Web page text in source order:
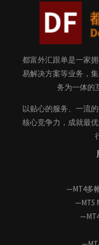
都富外汇跟单是一家
易解决方案等业务，
务为一体的
以贴心的服务、一流
核心竞争力，成就最
—MT4多
—MT5